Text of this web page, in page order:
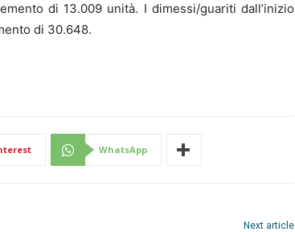
di 13.009 unità. I dimessi/guariti dall’inizio
di 30.648.
WhatsApp
Next article